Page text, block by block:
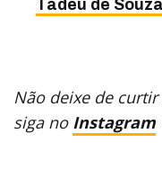
Tadeu de
Não deixe de
siga no Instagram